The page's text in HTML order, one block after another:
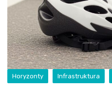
Horyzonty Infrastruktura